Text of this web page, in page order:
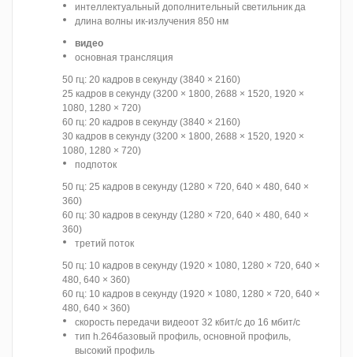
интеллектуальный дополнительный светильник да
длина волны ик-излучения 850 нм
видео
основная трансляция
50 гц: 20 кадров в секунду (3840 × 2160)
25 кадров в секунду (3200 × 1800, 2688 × 1520, 1920 ×
1080, 1280 × 720)
60 гц: 20 кадров в секунду (3840 × 2160)
30 кадров в секунду (3200 × 1800, 2688 × 1520, 1920 ×
1080, 1280 × 720)
подпоток
50 гц: 25 кадров в секунду (1280 × 720, 640 × 480, 640 ×
360)
60 гц: 30 кадров в секунду (1280 × 720, 640 × 480, 640 ×
360)
третий поток
50 гц: 10 кадров в секунду (1920 × 1080, 1280 × 720, 640 ×
480, 640 × 360)
60 гц: 10 кадров в секунду (1920 × 1080, 1280 × 720, 640 ×
480, 640 × 360)
скорость передачи видеоот 32 кбит/с до 16 мбит/с
тип h.264базовый профиль, основной профиль,
высокий профиль